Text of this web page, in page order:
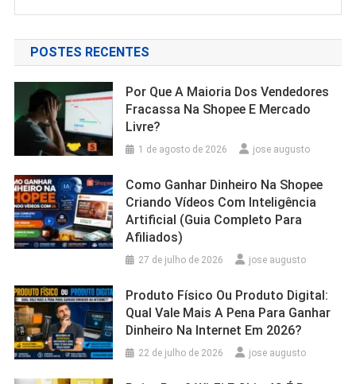
POSTES RECENTES
Por Que A Maioria Dos Vendedores
Fracassa Na Shopee E Mercado
Livre?
1 de agosto de 2026 jose augusto
Como Ganhar Dinheiro Na Shopee
Criando Vídeos Com Inteligência
Artificial (Guia Completo Para
Afiliados)
27 de julho de 2026 jose augusto
Produto Físico Ou Produto Digital:
Qual Vale Mais A Pena Para Ganhar
Dinheiro Na Internet Em 2026?
22 de julho de 2026 jose augusto